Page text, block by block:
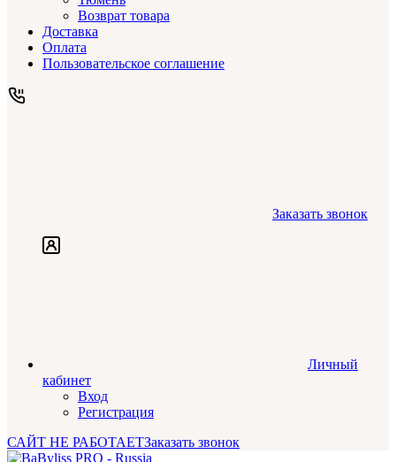
Возврат товара
Доставка
Оплата
Пользовательское соглашение
Заказать звонок
Личный
кабинет
Вход
Регистрация
САЙТ НЕ РАБОТАЕТЗаказать звонок